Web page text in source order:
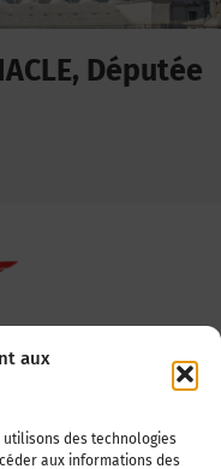
aux
des technologies
aux informations des
Députée
des Littoraux